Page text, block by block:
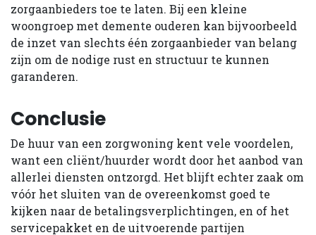
zorgaanbieders toe te laten. Bij een kleine
woongroep met demente ouderen kan bijvoorbeeld
de inzet van slechts één zorgaanbieder van belang
zijn om de nodige rust en structuur te kunnen
garanderen.
Conclusie
De huur van een zorgwoning kent vele voordelen,
want een cliënt/huurder wordt door het aanbod van
allerlei diensten ontzorgd. Het blijft echter zaak om
vóór het sluiten van de overeenkomst goed te
kijken naar de betalingsverplichtingen, en of het
servicepakket en de uitvoerende partijen